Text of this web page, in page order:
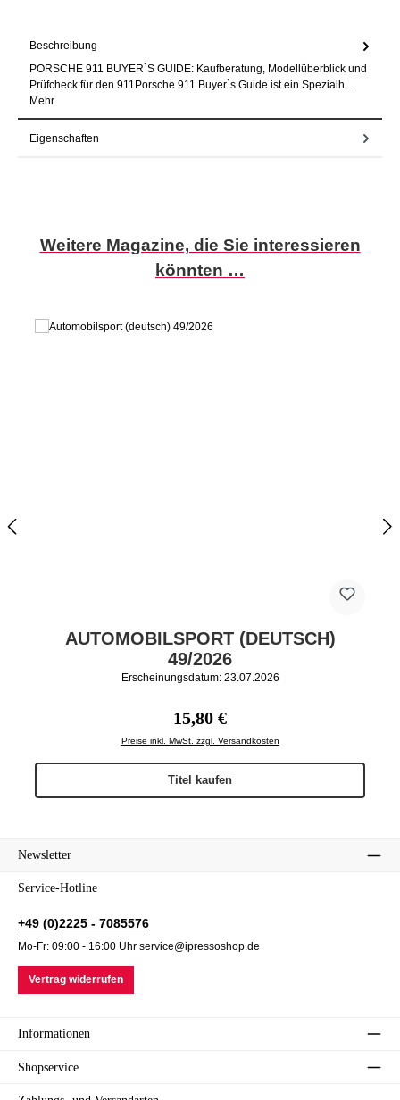
Beschreibung
PORSCHE 911 BUYER`S GUIDE: Kaufberatung, Modellüberblick und
Prüfcheck für den 911Porsche 911 Buyer`s Guide ist ein Spezialh…
Mehr
Eigenschaften
Produktgalerie überspringen
Weitere Magazine, die Sie interessieren
könnten …
AUTOMOBILSPORT (DEUTSCH)
49/2026
Erscheinungsdatum: 23.07.2026
Regulärer Preis:
15,80 €
Preise inkl. MwSt. zzgl. Versandkosten
Titel kaufen
Newsletter
Service-Hotline
+49 (0)2225 - 7085576
Mo-Fr: 09:00 - 16:00 Uhr service@ipressoshop.de
Vertrag widerrufen
Informationen
Shopservice